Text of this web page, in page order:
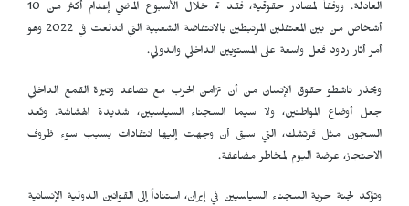
العادلة. ووفقاً لمصادر حقوقية، فقد تم خلال الأسبوع الماضي إعدام أكثر من 10
أشخاص من بين المعتقلين المرتبطين بالانتفاضة الشعبية التي اندلعت في 2022 وهو
أمر أثار ردود فعل واسعة على المستويين الداخلي والدولي.
ويحذر ناشطو حقوق الإنسان من أن تزامن الحرب مع تصاعد وتيرة القمع الداخلي
جعل أوضاع المواطنين، ولا سيما السجناء السياسيين، شديدة الهشاشة. وتُعد
السجون مثل قرتشك، التي سبق أن وجهت إليها انتقادات بسبب سوء ظروف
الاحتجاز، عرضة اليوم لمخاطر مضاعفة.
وتؤكد لجنة حرية السجناء السياسيين في إيران، استناداً إلى القوانين الدولية الإنسانية